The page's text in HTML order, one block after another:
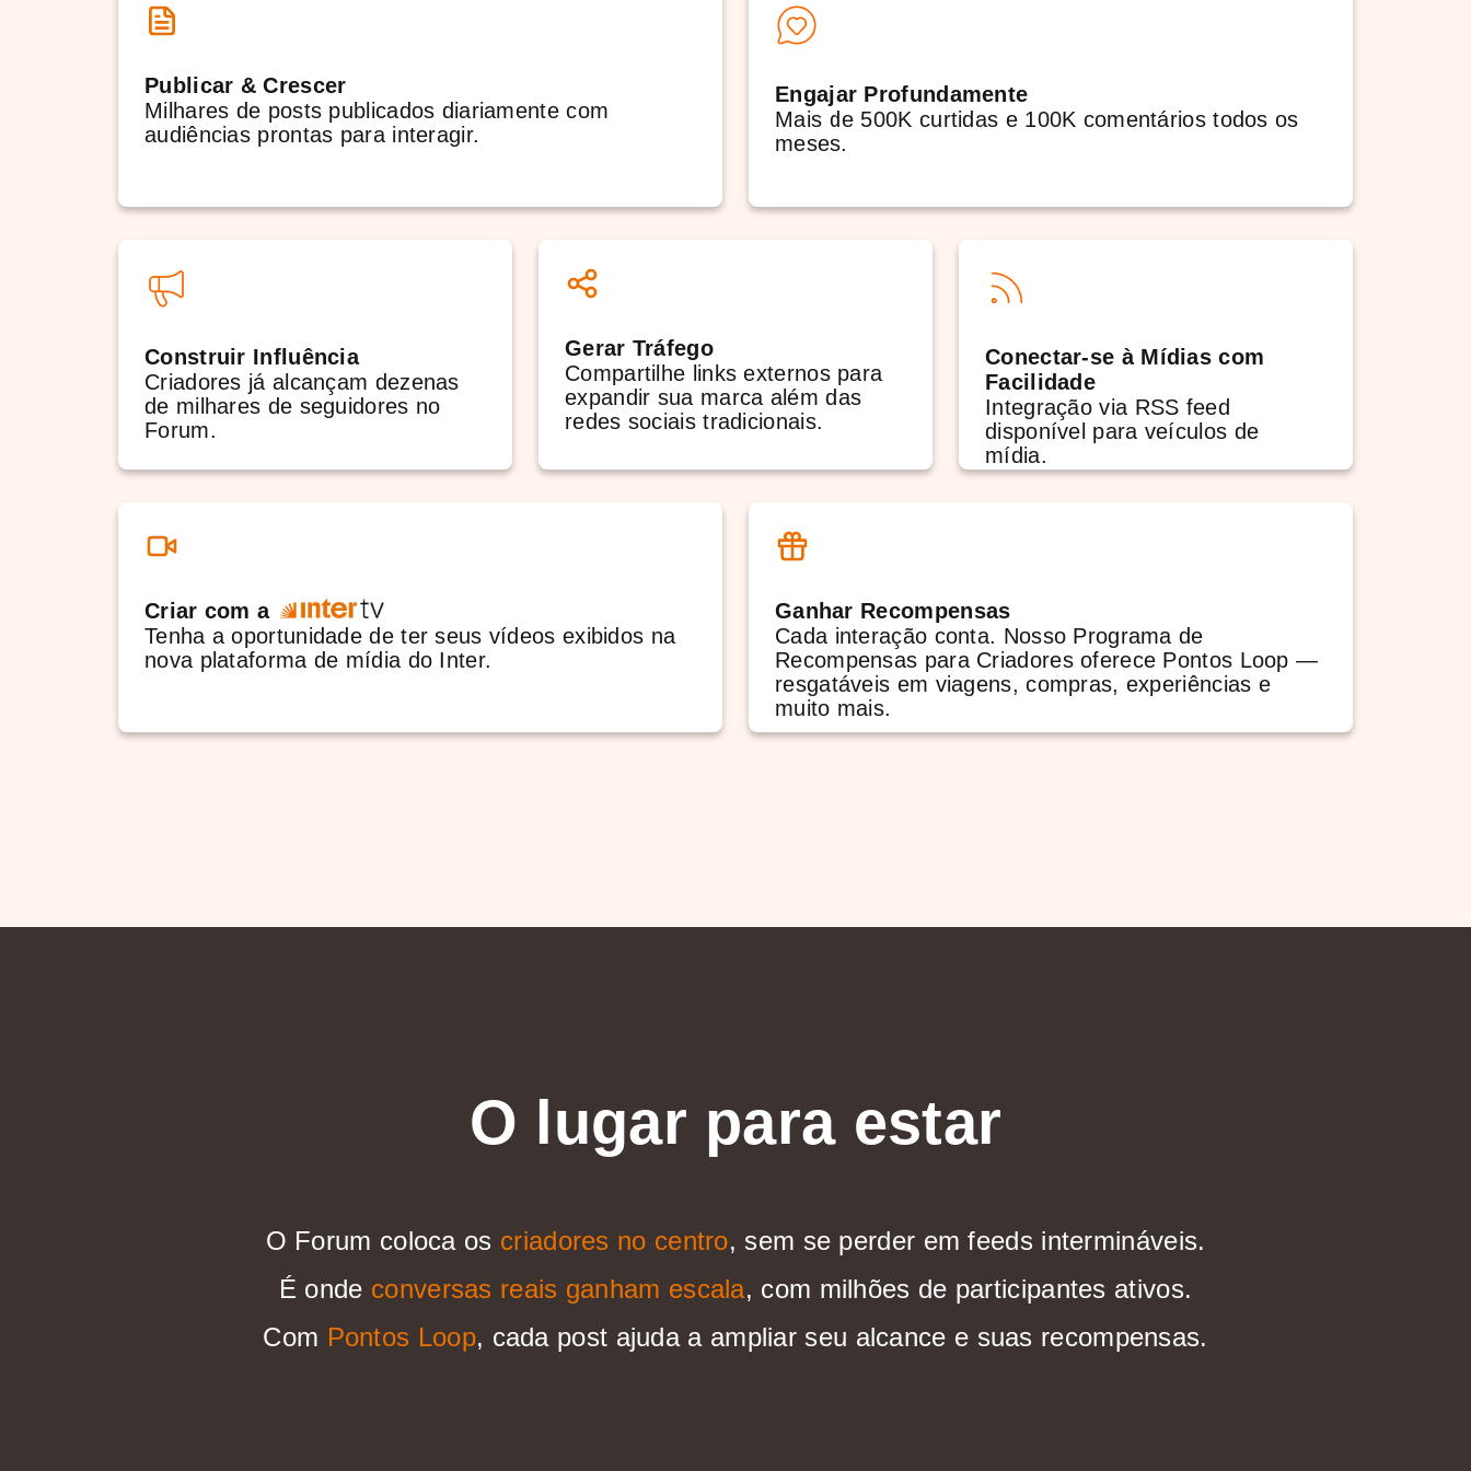
Publicar & Crescer
Milhares de posts publicados diariamente com
audiências prontas para interagir.
Engajar Profundamente
Mais de 500K curtidas e 100K comentários todos os
meses.
Construir Influência
Criadores já alcançam dezenas
de milhares de seguidores no
Forum.
Gerar Tráfego
Compartilhe links externos para
expandir sua marca além das
redes sociais tradicionais.
Conectar-se à Mídias com
Facilidade
Integração via RSS feed
disponível para veículos de
mídia.
Criar com a
Tenha a oportunidade de ter seus vídeos exibidos na
nova plataforma de mídia do Inter.
Ganhar Recompensas
Cada interação conta. Nosso Programa de
Recompensas para Criadores oferece Pontos Loop —
resgatáveis em viagens, compras, experiências e
muito mais.
O lugar para estar
O Forum coloca os criadores no centro, sem se perder em feeds intermináveis.
É onde conversas reais ganham escala, com milhões de participantes ativos.
Com Pontos Loop, cada post ajuda a ampliar seu alcance e suas recompensas.